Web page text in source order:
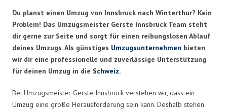
Du planst einen Umzug von Innsbruck nach Winterthur? Kein
Problem! Das Umzugsmeister Gerste Innsbruck Team steht
dir gerne zur Seite und sorgt für einen reibungslosen Ablauf
deines Umzugs. Als günstiges Umzugsunternehmen bieten
wir dir eine professionelle und zuverlässige Unterstützung
für deinen Umzug in die Schweiz.
Bei Umzugsmeister Gerste Innsbruck verstehen wir, dass ein
Umzug eine große Herausforderung sein kann. Deshalb stehen